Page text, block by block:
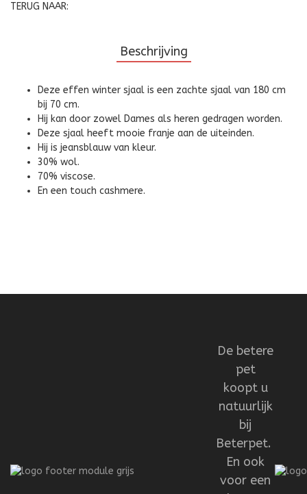
TERUG NAAR:
Beschrijving
Deze effen winter sjaal is een zachte sjaal van 180 cm
bij 70 cm.
Hij kan door zowel Dames als heren gedragen worden.
Deze sjaal heeft mooie franje aan de uiteinden.
Hij is jeansblauw van kleur.
30% wol.
70% viscose.
En een touch cashmere.
De betere
pet
koopt u
natuurlijk
bij
Beterpet.
En ook
voor een